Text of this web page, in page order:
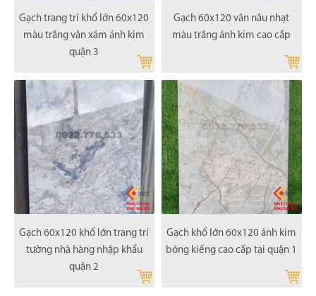
Gạch trang trí khổ lớn 60x120
màu trắng vân xám ánh kim
quận 3
Gạch 60x120 vân nâu nhạt
màu trắng ánh kim cao cấp
Gạch 60x120 khổ lớn trang trí
tường nhà hàng nhập khẩu
quận 2
Gạch khổ lớn 60x120 ánh kim
bóng kiếng cao cấp tại quận 1